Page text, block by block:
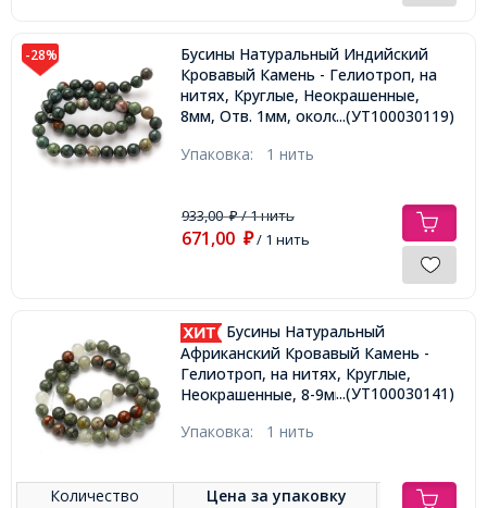
-28%
Бусины Натуральный Индийский
Кровавый Камень - Гелиотроп, на
нитях, Круглые, Неокрашенные,
8мм, Отв. 1мм, около 45шт/36.5см/
...(УТ100030119)
Упаковка: 1 нить
933,00₽/ 1 нить
671,00 ₽/ 1 нить
Бусины Натуральный
Африканский Кровавый Камень -
Гелиотроп, на нитях, Круглые,
Неокрашенные, 8-9мм, Отв. 0.8-9мм,
...(УТ100030141)
Упаковка: 1 нить
Количество Цена заупаковку